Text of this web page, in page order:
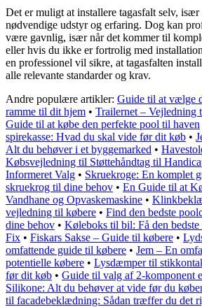
Det er muligt at installere tagasfalt selv,
nødvendige udstyr og erfaring. Dog kan
være gavnlig, især når det kommer til
eller hvis du ikke er fortrolig med
en professionel vil sikre, at tagasfalten
alle relevante standarder og krav.
Andre populære artikler: Guide til at vælge
ramme til dit hjem • Trailernet – Vejledning
Guide til at købe den perfekte pool til haven
spirekasse: Hvad du skal vide før dit køb •
Alt du behøver i et byggemarked •
Købsvejledning til Støttehåndtag til
Informeret Valg • Skruekroge: En komplet
skruekrog til dine behov • En Guide til at
Vandhane og Opvaskemaskine •
vejledning til købere • Find den bedste
dine behov • Køleboks til bil: Få den
Fix • Fiskars Sakse – Guide til købere •
omfattende guide til købere • Jem – En
potentielle købere • Lysdæmper til
før dit køb • Guide til valg af 2-komponent
Silikone: Alt du behøver at vide før du
til facadebeklædning: Sådan træffer du det